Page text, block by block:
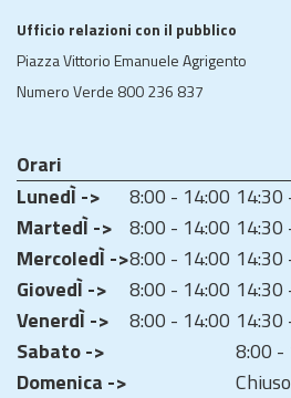
Ufficio relazioni con il pubblico
Piazza Vittorio Emanuele Agrigento
Numero Verde 800 236 837
Orari
LunedÌ ->
8:00 - 14:00 14:30
MartedÌ -> 8:00 - 14:00 14:30
MercoledÌ ->8:00 - 14:00 14:30
GiovedÌ ->
8:00 - 14:00 14:30
VenerdÌ ->
8:00 - 14:00 14:30
Sabato ->
8:00 -
Domenica ->
Chiuso